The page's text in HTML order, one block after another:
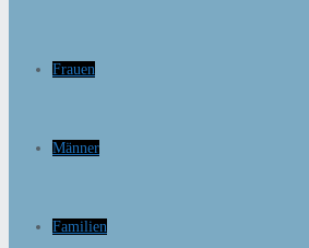
Frauen
Männer
Familien